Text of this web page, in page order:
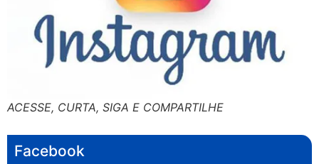
ACESSE, CURTA, SIGA E COMPARTILHE
Facebook